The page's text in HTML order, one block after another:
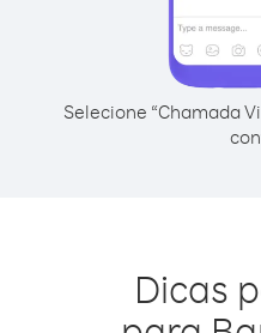
Selecione “Chamada
Dicas